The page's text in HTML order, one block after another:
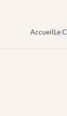
AccueilLe